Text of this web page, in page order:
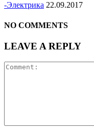
-Электрика 22.09.2017
NO COMMENTS
LEAVE A REPLY